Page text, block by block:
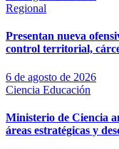
Regional
Presentan nueva
control territorial,
6 de agosto de 2026
Ciencia Educación
Ministerio de Ciencia
áreas estratégicas y